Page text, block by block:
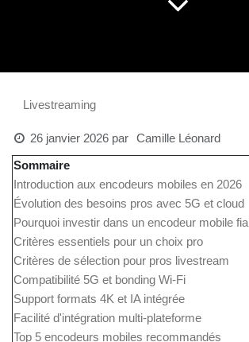
Livestreaming
26 janvier 2026 par
Camille Léonard
Sommaire
Introduction aux encodeurs mobiles en 2026
Évolution des besoins pros avec 5G et cloud
Pourquoi investir dans un encodeur mobile
Critères essentiels pour un choix pro
Critères de sélection pour pros livestream
Compatibilité 5G et bonding Wi-Fi
Support formats 4K et IA intégrée
Facilité d'intégration multi-plateforme
Top 5 encodeurs mobiles recommandés